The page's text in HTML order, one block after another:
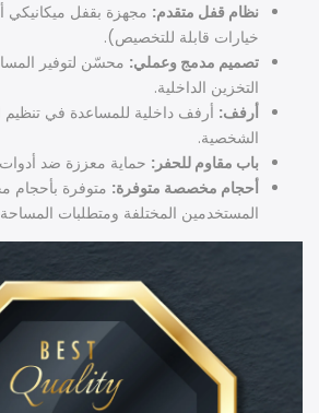
نظام قفل متقدم: مجهزة بقفل ميكانيكي
خيارات قابلة للتخصيص).
تصميم مدمج وعملي: محسّن لتوفير
التخزين الداخلية.
أرفف: أرفف داخلية للمساعدة في تنظيم
الشخصية.
باب مقاوم للحفر: حماية معززة ضد
أحجام مخصصة متوفرة: متوفرة بأحجام
المستخدمين المختلفة ومتطلبات